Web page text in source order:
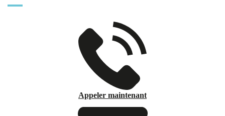
Appeler maintenant